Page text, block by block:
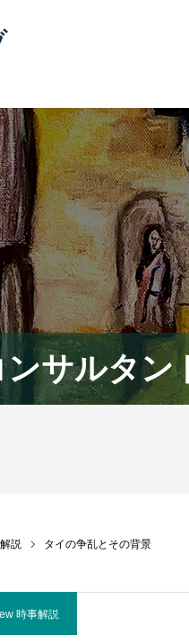
サルタ
説 タイの争乱とその背景
時事解説